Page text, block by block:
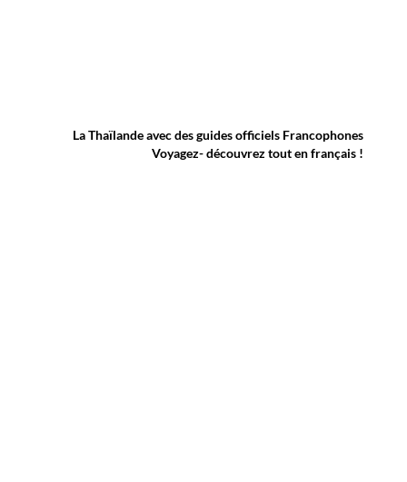
La Thaïlande avec des guides officiels Francophones
Voyagez- découvrez tout en français !